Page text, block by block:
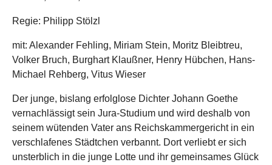
Regie: Philipp Stölzl
mit: Alexander Fehling, Miriam Stein, Moritz Bleibtreu,
Volker Bruch, Burghart Klaußner, Henry Hübchen, Hans-
Michael Rehberg, Vitus Wieser
Der junge, bislang erfolglose Dichter Johann Goethe
vernachlässigt sein Jura-Studium und wird deshalb von
seinem wütenden Vater ans Reichskammergericht in ein
verschlafenes Städtchen verbannt. Dort verliebt er sich
unsterblich in die junge Lotte und ihr gemeinsames Glück